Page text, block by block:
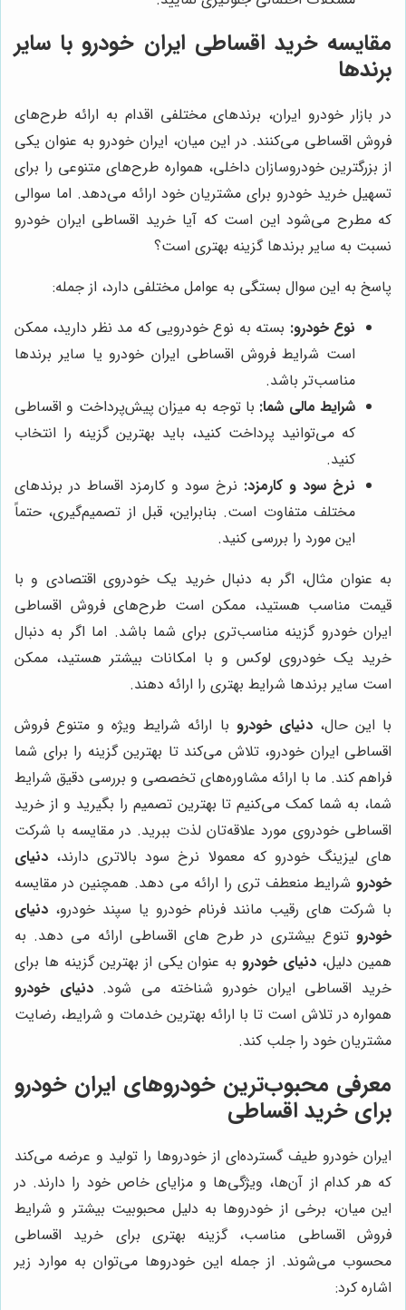
مقایسه خرید اقساطی ایران خودرو با سایر
برندها
در بازار خودرو ایران، برندهای مختلفی اقدام به ارائه طرح‌های
فروش اقساطی می‌کنند. در این میان، ایران خودرو به عنوان یکی
از بزرگترین خودروسازان داخلی، همواره طرح‌های متنوعی را برای
تسهیل خرید خودرو برای مشتریان خود ارائه می‌دهد. اما سوالی
که مطرح می‌شود این است که آیا خرید اقساطی ایران خودرو
نسبت به سایر برندها گزینه بهتری است؟
پاسخ به این سوال بستگی به عوامل مختلفی دارد، از جمله:
نوع خودرو: بسته به نوع خودرویی که مد نظر دارید، ممکن
است شرایط فروش اقساطی ایران خودرو یا سایر برندها
مناسب‌تر باشد.
شرایط مالی شما: با توجه به میزان پیش‌پرداخت و اقساطی
که می‌توانید پرداخت کنید، باید بهترین گزینه را انتخاب
کنید.
نرخ سود و کارمزد: نرخ سود و کارمزد اقساط در برندهای
مختلف متفاوت است. بنابراین، قبل از تصمیم‌گیری، حتماً
این مورد را بررسی کنید.
به عنوان مثال، اگر به دنبال خرید یک خودروی اقتصادی و با
قیمت مناسب هستید، ممکن است طرح‌های فروش اقساطی
ایران خودرو گزینه مناسب‌تری برای شما باشد. اما اگر به دنبال
خرید یک خودروی لوکس و با امکانات بیشتر هستید، ممکن
است سایر برندها شرایط بهتری را ارائه دهند.
با این حال،دنیای خودرو با ارائه شرایط ویژه و متنوع فروش
اقساطی ایران خودرو، تلاش می‌کند تا بهترین گزینه را برای شما
فراهم کند. ما با ارائه مشاوره‌های تخصصی و بررسی دقیق شرایط
شما، به شما کمک می‌کنیم تا بهترین تصمیم را بگیرید و از خرید
اقساطی خودروی مورد علاقه‌تان لذت ببرید. در مقایسه با شرکت
های لیزینگ خودرو که معمولا نرخ سود بالاتری دارند، دنیای
خودرو شرایط منعطف تری را ارائه می دهد. همچنین در مقایسه
با شرکت های رقیب مانند فرنام خودرو یا سپند خودرو، دنیای
خودرو تنوع بیشتری در طرح های اقساطی ارائه می دهد. به
همین دلیل، دنیای خودروبه عنوان یکی از بهترین گزینه ها برای
خرید اقساطی ایران خودرو شناخته می شود.دنیای خودرو
همواره در تلاش است تا با ارائه بهترین خدمات و شرایط، رضایت
مشتریان خود را جلب کند.
معرفی محبوب‌ترین خودروهای ایران خودرو
برای خرید اقساطی
ایران خودرو طیف گسترده‌ای از خودروها را تولید و عرضه می‌کند
که هر کدام از آن‌ها، ویژگی‌ها و مزایای خاص خود را دارند. در
این میان، برخی از خودروها به دلیل محبوبیت بیشتر و شرایط
فروش اقساطی مناسب، گزینه بهتری برای خرید اقساطی
محسوب می‌شوند. از جمله این خودروها می‌توان به موارد زیر
اشاره کرد: